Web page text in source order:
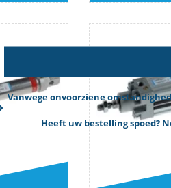
Vanwege onvoorziene
Heeft uw bestelling spoed?